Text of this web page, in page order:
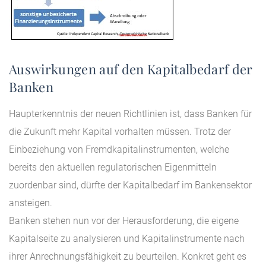
Auswirkungen auf den Kapitalbedarf der
Banken
Haupterkenntnis der neuen Richtlinien ist, dass Banken für
die Zukunft mehr Kapital vorhalten müssen. Trotz der
Einbeziehung von Fremdkapitalinstrumenten, welche
bereits den aktuellen regulatorischen Eigenmitteln
zuordenbar sind, dürfte der Kapitalbedarf im Bankensektor
ansteigen.
Banken stehen nun vor der Herausforderung, die eigene
Kapitalseite zu analysieren und Kapitalinstrumente nach
ihrer Anrechnungsfähigkeit zu beurteilen. Konkret geht es